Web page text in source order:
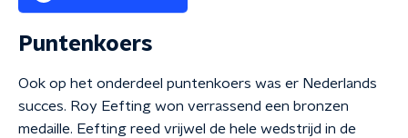
Puntenkoers
Ook op het onderdeel puntenkoers was er Nederlands
succes. Roy Eefting won verrassend een bronzen
medaille. Eefting reed vrijwel de hele wedstrijd in de